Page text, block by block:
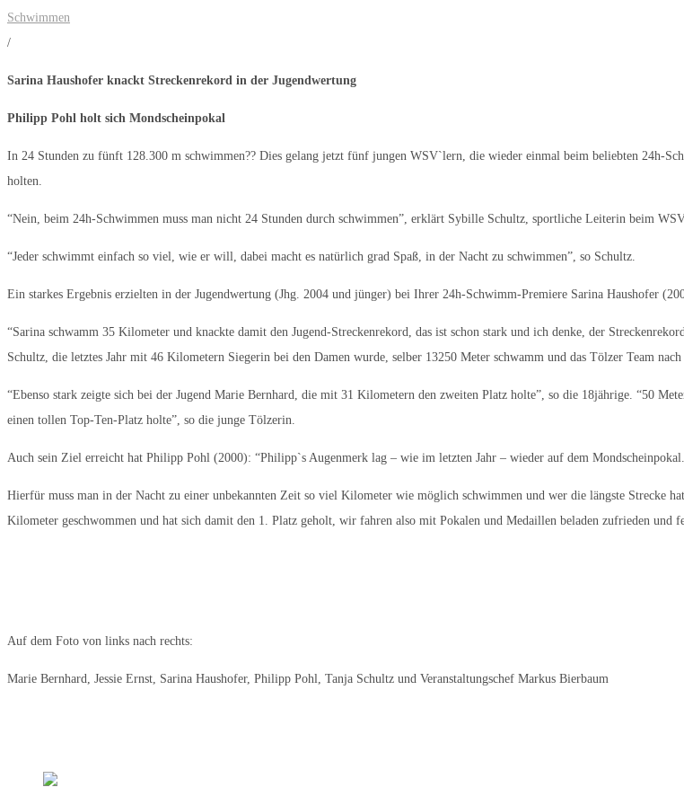
Schwimmen
/
Sarina Haushofer knackt Streckenrekord in der Jugendwertung
Philipp Pohl holt sich Mondscheinpokal
In 24 Stunden zu fünft 128.300 m schwimmen?? Dies gelang jetzt fünf jungen WSV`lern, die wieder einmal beim beliebten 24h-
holten.
“Nein, beim 24h-Schwimmen muss man nicht 24 Stunden durch schwimmen”, erklärt Sybille Schultz, sportliche Leiterin beim
“Jeder schwimmt einfach so viel, wie er will, dabei macht es natürlich grad Spaß, in der Nacht zu schwimmen”, so Schultz.
Ein starkes Ergebnis erzielten in der Jugendwertung (Jhg. 2004 und jünger) bei Ihrer 24h-Schwimm-Premiere Sarina Haushofer
“Sarina schwamm 35 Kilometer und knackte damit den Jugend-Streckenrekord, das ist schon stark und ich denke, der
Schultz, die letztes Jahr mit 46 Kilometern Siegerin bei den Damen wurde, selber 13250 Meter schwamm und das Tölzer Team
“Ebenso stark zeigte sich bei der Jugend Marie Bernhard, die mit 31 Kilometern den zweiten Platz holte”, so die 18jährige. “50
einen tollen Top-Ten-Platz holte”, so die junge Tölzerin.
Auch sein Ziel erreicht hat Philipp Pohl (2000): “Philipp`s Augenmerk lag – wie im letzten Jahr – wieder auf dem Mondscheinpokal.
Hierfür muss man in der Nacht zu einer unbekannten Zeit so viel Kilometer wie möglich schwimmen und wer die längste Strecke
Kilometer geschwommen und hat sich damit den 1. Platz geholt, wir fahren also mit Pokalen und Medaillen beladen zufrieden und
Auf dem Foto von links nach rechts:
Marie Bernhard, Jessie Ernst, Sarina Haushofer, Philipp Pohl, Tanja Schultz und Veranstaltungschef Markus Bierbaum